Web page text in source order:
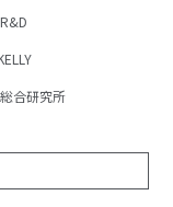
合研究所